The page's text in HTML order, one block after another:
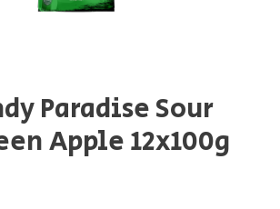
Paradise Sour
Apple 12x100g